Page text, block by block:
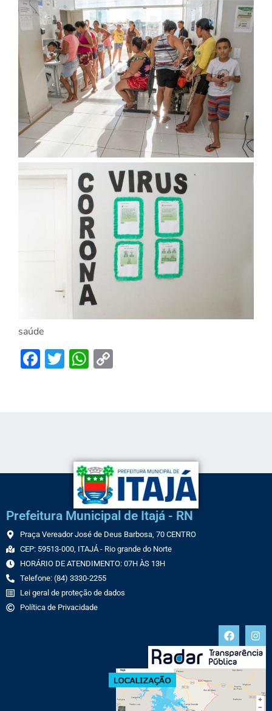
saúde
Facebook
TwitterWhatsApp
Prefeitura Municipal de Itajá - RN
Praça Vereador José de Deus Barbosa, 70 CENTRO
CEP: 59513-000, ITAJÁ - Rio grande do Norte
HORÁRIO DE ATENDIMENTO: 07H ÀS 13H
Telefone: (84) 3330-2255
Lei geral de proteção de dados
Política de Privacidade